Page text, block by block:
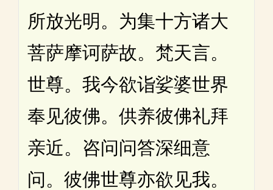
所放光明。为集十方诸大
菩萨摩诃萨故。梵天言。
世尊。我今欲诣娑婆世界
奉见彼佛。供养彼佛礼拜
亲近。咨问问答深细意
问。彼佛世尊亦欲见我。